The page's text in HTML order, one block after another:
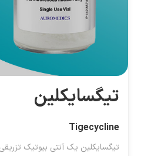
تیگسایکلین
Tigecycline
تیگسایکلین یک آنتی بیوتیک